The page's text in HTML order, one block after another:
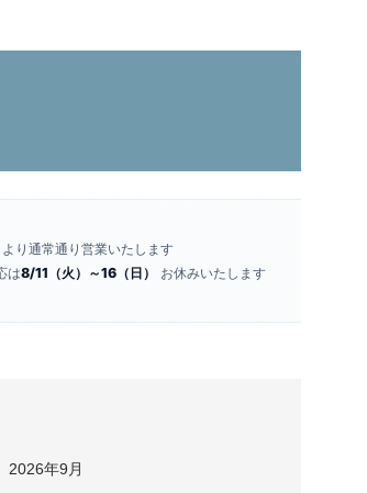
より通常通り営業いたします
は8/11（火）～16（日） お休みいたします
2026年9月